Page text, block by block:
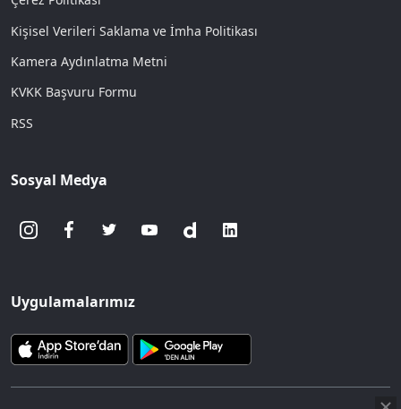
Kişisel Verileri Saklama ve İmha Politikası
Kamera Aydınlatma Metni
KVKK Başvuru Formu
RSS
Sosyal Medya
Uygulamalarımız